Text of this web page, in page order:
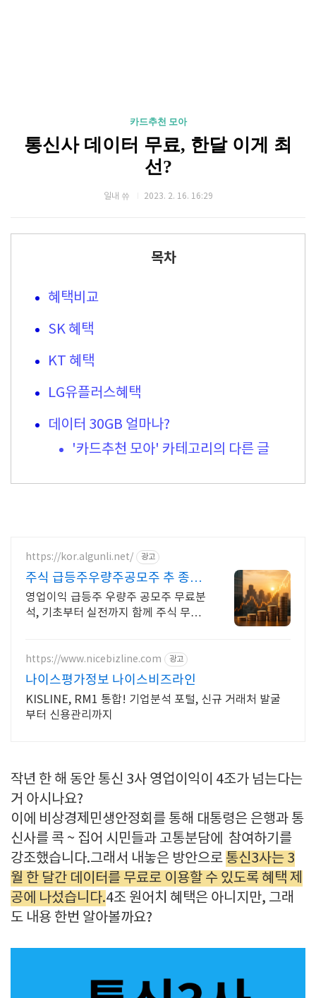
카드추천 모아
통신사 데이터 무료, 한달 이게 최
선?
일내 쓔 2023. 2. 16. 16:29
목차
혜택비교
SK 혜택
KT 혜택
LG유플러스혜택
데이터 30GB 얼마나?
'카드추천 모아' 카테고리의 다른 글
https://kor.algunli.net/ 광고
주식 급등주우량주공모주 추 종목
전망, 분석자료 제공
영업이익 급등주 우량주 공모주 무료분
석, 기초부터 실전까지 함께 주식 무료
https://www.nicebizline.com 광고
나이스평가정보 나이스비즈라인
KISLINE, RM1 통합! 기업분석 포털, 신규 거래처 발굴
부터 신용관리까지
작년 한 해 동안 통신 3사 영업이익이 4조가 넘는다는
거 아시나요?
이에 비상경제민생안정회를 통해 대통령은 은행과 통
신사를 콕 ~ 집어 시민들과 고통분담에 참여하기를
강조했습니다.그래서 내놓은 방안으로 통신3사는 3
월 한 달간 데이터를 무료로 이용할 수 있도록 혜택 제
공에 나섰습니다.4조 원어치 혜택은 아니지만, 그래
도 내용 한번 알아볼까요?